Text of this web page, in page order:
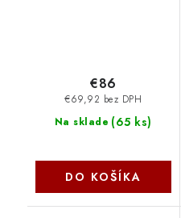
Na sklade (65 ks)
€69,92 bez DPH
€86
DO KOŠÍKA